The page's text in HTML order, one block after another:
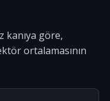
kanıya göre,
ortalamasının